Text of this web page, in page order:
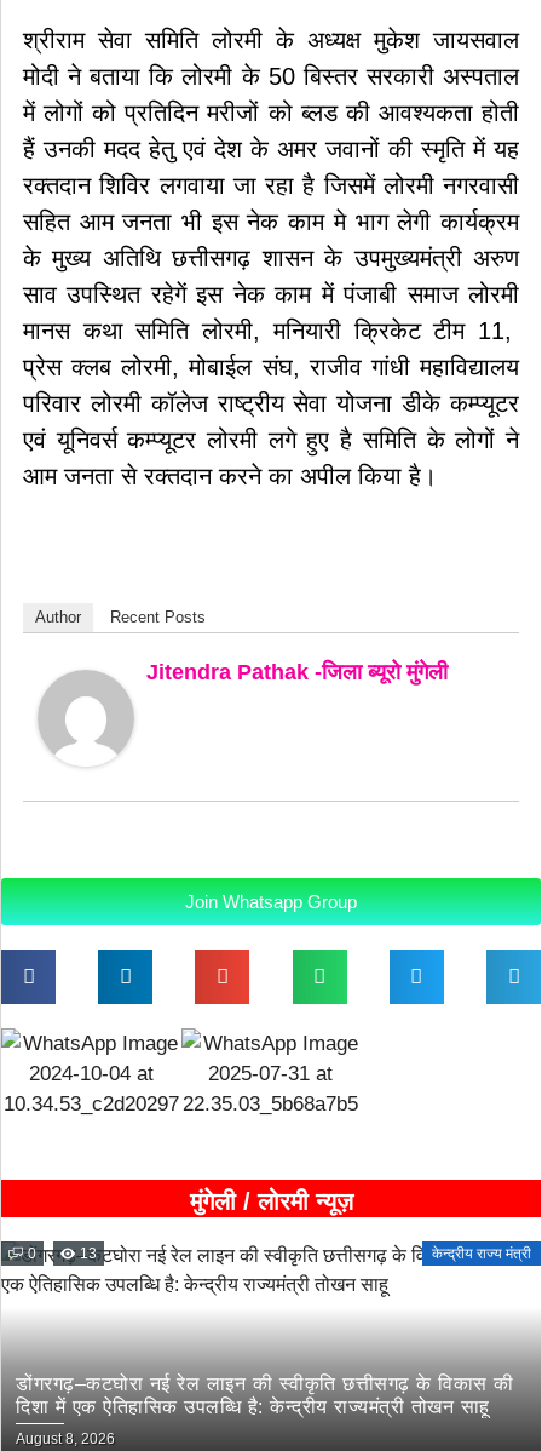
श्रीराम सेवा समिति लोरमी के अध्यक्ष मुकेश जायसवाल
मोदी ने बताया कि लोरमी के 50 बिस्तर सरकारी अस्पताल
में लोगों को प्रतिदिन मरीजों को ब्लड की आवश्यकता होती
हैं उनकी मदद हेतु एवं देश के अमर जवानों की स्मृति में यह
रक्तदान शिविर लगवाया जा रहा है जिसमें लोरमी नगरवासी
सहित आम जनता भी इस नेक काम मे भाग लेगी कार्यक्रम
के मुख्य अतिथि छत्तीसगढ़ शासन के उपमुख्यमंत्री अरुण
साव उपस्थित रहेगें इस नेक काम में पंजाबी समाज लोरमी
मानस कथा समिति लोरमी, मनियारी क्रिकेट टीम 11,
प्रेस क्लब लोरमी, मोबाईल संघ, राजीव गांधी महाविद्यालय
परिवार लोरमी कॉलेज राष्ट्रीय सेवा योजना डीके कम्प्यूटर
एवं यूनिवर्स कम्प्यूटर लोरमी लगे हुए है समिति के लोगों ने
आम जनता से रक्तदान करने का अपील किया है।
Author Recent Posts
Jitendra Pathak -जिला ब्यूरो मुंगेली
Join Whatsapp Group
मुंगेली / लोरमी न्यूज़
0 13 केन्द्रीय राज्य मंत्री
डोंगरगढ़–कटघोरा नई रेल लाइन की स्वीकृति छत्तीसगढ़ के विकास की
दिशा में एक ऐतिहासिक उपलब्धि है: केन्द्रीय राज्यमंत्री तोखन साहू
August 8, 2026